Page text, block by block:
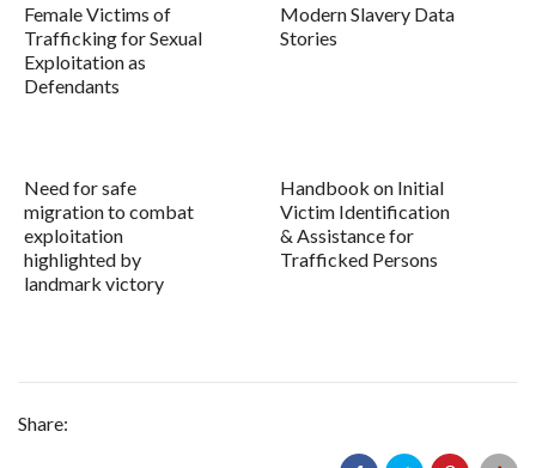
Female Victims of
Trafficking for Sexual
Exploitation as
Defendants
Modern Slavery Data
Stories
Need for safe
migration to combat
exploitation
highlighted by
landmark victory
Handbook on Initial
Victim Identification
& Assistance for
Trafficked Persons
Share: